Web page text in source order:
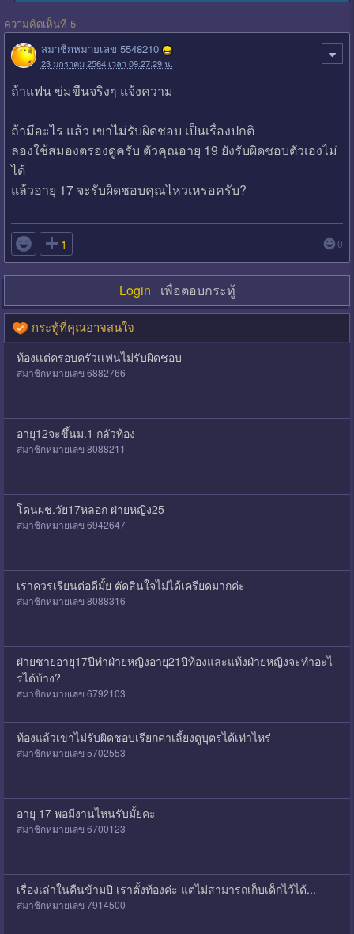
ความคิดเห็นที่ 5
สมาชิกหมายเลข 5548210
23 มกราคม 2564 เวลา 09:27:29 น.
ถ้าแฟน ข่มขืนจริงๆ แจ้งความ
ถ้ามีอะไร แล้ว เขาไม่รับผิดชอบ เป็นเรื่องปกติ
ลองใช้สมองตรองดูครับ ตัวคุณอายุ 19 ยังรับผิดชอบตัวเองไม่
ได้
แล้วอายุ 17 จะรับผิดชอบคุณไหวเหรอครับ?
 1 0
Login เพื่อตอบกระทู้
กระทู้ที่คุณอาจสนใจ
ท้องเเต่ครอบครัวเเฟนไม่รับผิดชอบ
สมาชิกหมายเลข 6882766
อายุ12จะขึ้นม.1 กลัวท้อง
สมาชิกหมายเลข 8088211
โดนผช.วัย17หลอก ฝ่ายหญิง25
สมาชิกหมายเลข 6942647
เราควรเรียนต่อดีมั้ย ตัดสินใจไม่ได้เครียดมากค่ะ
สมาชิกหมายเลข 8088316
ฝ่ายชายอายุ17ปีทำฝ่ายหญิงอายุ21ปีท้องและแท้งฝ่ายหญิงจะทำอะไ
รได้บ้าง?
สมาชิกหมายเลข 6792103
ท้องแล้วเขาไม่รับผิดชอบเรียกค่าเลี้ยงดูบุตรได้เท่าไหร่
สมาชิกหมายเลข 5702553
อายุ 17 พอมีงานไหนรับมั้ยคะ
สมาชิกหมายเลข 6700123
เรื่องเล่าในคืนข้ามปี เราตั้งท้องค่ะ แต่ไม่สามารถเก็บเด็กไว้ได้...
สมาชิกหมายเลข 7914500